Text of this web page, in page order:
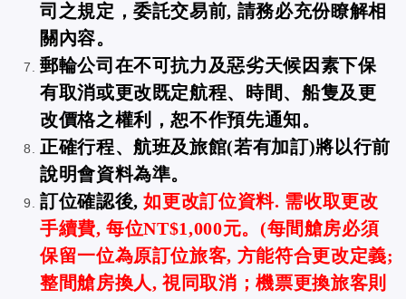
司之規定，委託交易前, 請務必充份瞭解相
關內容。
郵輪公司在不可抗力及惡劣天候因素下保
有取消或更改既定航程、時間、船隻及更
改價格之權利，恕不作預先通知。
正確行程、航班及旅館(若有加訂)將以行前
說明會資料為準。
訂位確認後, 如更改訂位資料. 需收取更改
手續費, 每位NT$1,000元。 (每間艙房必須
保留一位為原訂位旅客, 方能符合更改定義;
整間艙房換人, 視同取消；機票更換旅客則